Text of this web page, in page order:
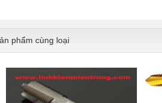
phẩm cùng loại